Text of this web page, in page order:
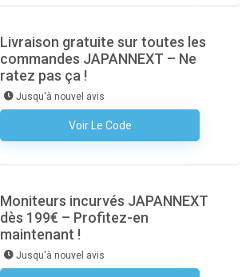
Livraison gratuite sur toutes les
commandes JAPANNEXT – Ne
ratez pas ça !
Jusqu'à nouvel avis
Voir Le Code
Aucun Code N'est Nécessaire
Moniteurs incurvés JAPANNEXT
dès 199€ – Profitez-en
maintenant !
Jusqu'à nouvel avis